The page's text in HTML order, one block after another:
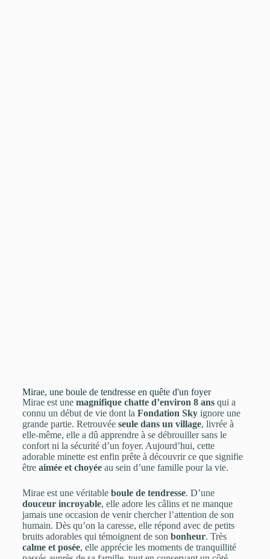
Mirae, une boule de tendresse en quête d'un foyer
Mirae est une magnifique chatte d’environ 8 ansqui a
connu un début de vie dont la Fondation Skyignore une
grande partie. Retrouvée seule dans un village, livrée à
elle-même, elle a dû apprendre à se débrouiller sans le
confort ni la sécurité d’un foyer. Aujourd’hui, cette
adorable minette est enfin prête à découvrir ce que signifie
être aimée et choyéeau sein d’une famille pour la vie.
Mirae est une véritable boule de tendresse. D’une
douceur incroyable, elle adore les câlins et ne manque
jamais une occasion de venir chercher l’attention de son
humain. Dès qu’on la caresse, elle répond avec de petits
bruits adorables qui témoignent de son bonheur. Très
calme et posée, elle apprécie les moments de tranquillité